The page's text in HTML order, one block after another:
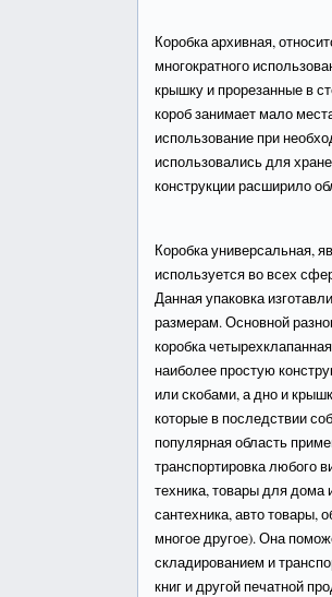
Коробка архивная,
многократного
крышку и прорезанные в
короб занимает мало
использование при
использовались для
конструкции расширило
Коробка универсальная,
используется во всех
Данная упаковка
размерам. Основной
коробка
наиболее простую
или скобами, а дно и
которые в последствии
популярная область
транспортировка любого
техника, товары для
сантехника, авто товары,
многое другое). Она
складированием и
книг и другой печатной